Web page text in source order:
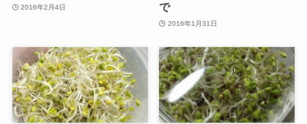
2016年2月4日
で
2016年1月31日